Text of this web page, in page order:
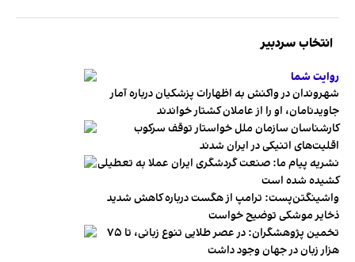
انتخاب سردبیر
روایت شما
شهروندان در واکنش به اظهارات پزشکیان درباره آمار
جاویدنامان، او را از عاملان کشتار خواندند
کارشناسان سازمان ملل خواستار توقف سرکوب
اقلیت‌های اتنیکی در ایران شدند
نشریه پیام ما: صنعت گردشگری ایران عملا به تعطیلی
کشیده شده است
واشینگتن‌پست: ترامپ از هگست درباره کاهش شدید
ذخایر موشکی توضیح خواست
تخمین پژوهشگران: در عصر طلایی تنوع زبانی، تا ۷۵
هزار زبان در جهان وجود داشت